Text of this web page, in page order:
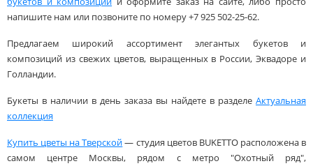
напишите нам или позвоните по номеру +7 925 502-25-62.
Предлагаем широкий ассортимент элегантых букетов и
композиций из свежих цветов, выращенных в России, Эквадоре и
Голландии.
Букеты в наличии в день заказа вы найдете в разделе Актуальная
коллекция
Купить цветы на Тверской— студия цветов BUKETTO расположена в
самом центре Москвы, рядом с метро "Охотный ряд",